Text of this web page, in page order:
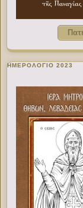
ΗΜΕΡΟΛΟΓΙΟ 2023